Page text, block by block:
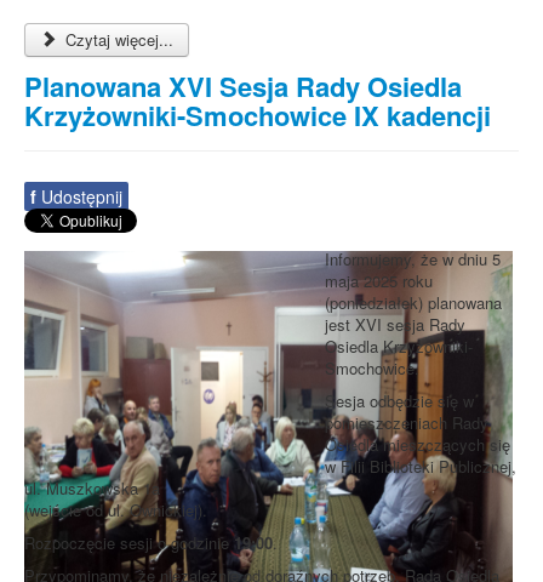
Czytaj więcej...
Planowana XVI Sesja Rady Osiedla
Krzyżowniki-Smochowice IX kadencji
f Udostępnij
Informujemy, że w dniu 5
maja 2025 roku
(poniedziałek) planowana
jest XVI sesja Rady
Osiedla Krzyżowniki-
Smochowice.
Sesja odbędzie się w
pomieszczeniach Rady
Osiedla mieszczących się
w Filii Biblioteki Publicznej,
ul. Muszkowska 1a
(wejście od ul. Ownickiej).
Rozpoczęcie sesji o godzinie19:00.
Przypominamy, że niezależnie od doraźnych potrzeb, Rada Osiedla